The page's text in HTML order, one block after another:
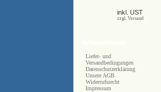
inkl. UST
zzgl. Versand
Liefer- und
Versandbedingungen
Datenschutzerklärung
Unsere AGB
Widerrufsrecht
Impressum